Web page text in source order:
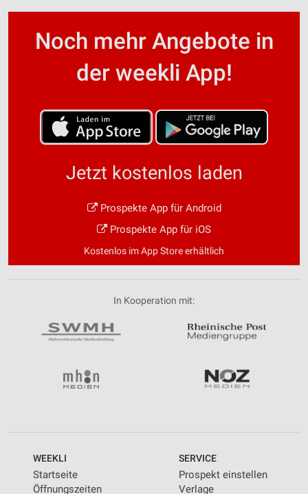
Noch mehr Angebote in
der weekli App!
Jetzt kostenlos laden
Prospekte App für Android
Prospekte App für iOS
Kostenlos im App Store erhältlich
In Kooperation mit:
WEEKLI
Startseite
Öffnungszeiten
SERVICE
Prospekt einstellen
Verlage